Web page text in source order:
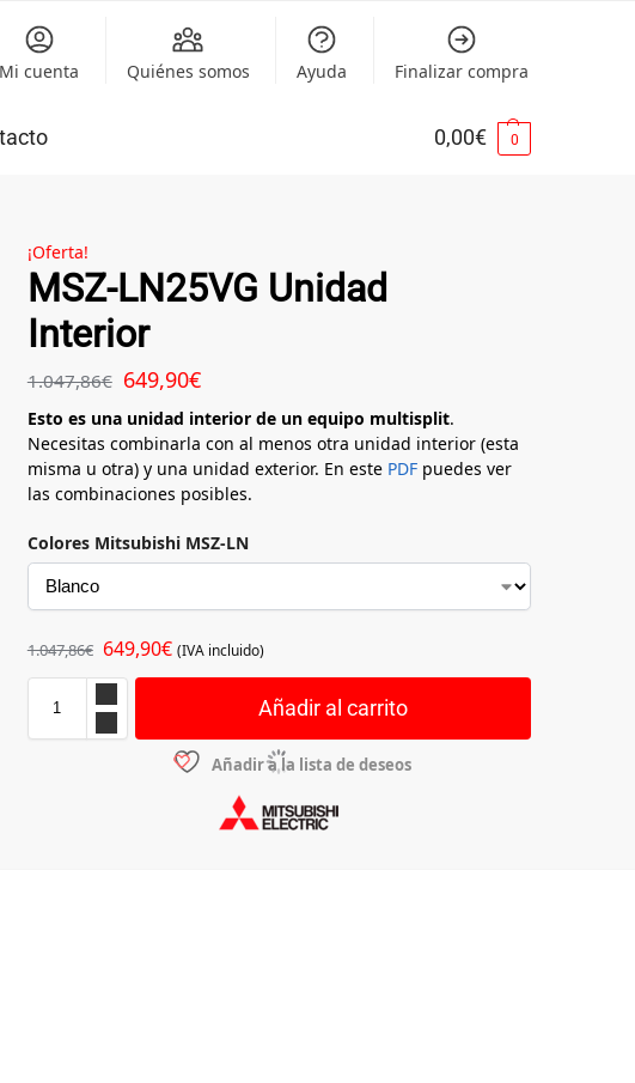
Mi cuenta Quiénes somos Ayuda Finalizar compra
0,00€ 0
¡Oferta!
MSZ-LN25VG Unidad
Interior
1.047,86€ 649,90€
Esto es una unidad interior de un equipo multisplit.
Necesitas combinarla con al menos otra unidad interior (esta
misma u otra) y una unidad exterior. En este PDFpuedes ver
las combinaciones posibles.
Colores Mitsubishi MSZ-LN
1.047,86€ 649,90€ (IVA incluido)
Añadir al carrito
Añadir a la lista de deseos